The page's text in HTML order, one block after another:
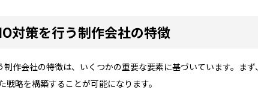
対策を行う制作会社の特徴
制作会社の特徴は、いくつかの重要な要素に基づいています。ま
戦略を構築することが可能になります。